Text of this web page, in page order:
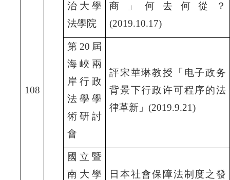
108
治大學
法學院
商」何去何從？
(2019.10.17)
第20 屆
海峽兩
岸行政
法學學
術研討
會
評宋華琳教授「电子政务
背景下行政许可程序的法
律革新」(2019.9.21)
國立暨
南大學
日本社會保障法制度之發